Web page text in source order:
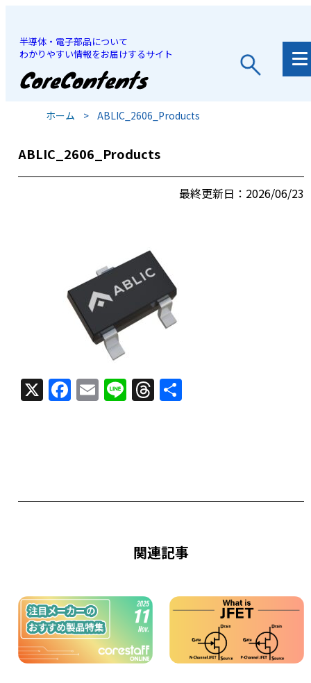
半導体・電子部品について
わかりやすい情報をお届けするサイト
JP
ホーム > ABLIC_2606_Products
ABLIC_2606_Products
最終更新日：2026/06/23
X F
a
o
E
m
Li
n
T
h
s
関連記事